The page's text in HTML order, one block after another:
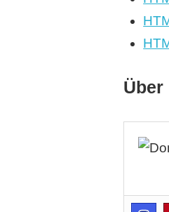
Über